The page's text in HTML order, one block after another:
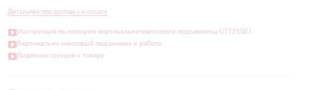
Детальнее про доставку и оплату
Инструкция по погрузке вертикально-мачтового подъемника GTTZ10EJ
Вертикально-мачтовый подъемник в работе
Видеоинструкция к товару